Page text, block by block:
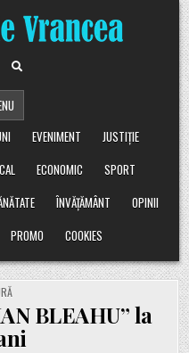
EVENIMENT
JUSTIȚIE
ECONOMIC
SPORT
ÎNVĂȚĂMÂNT
OPINII
PROMO COOKIES
BLEAHU” la